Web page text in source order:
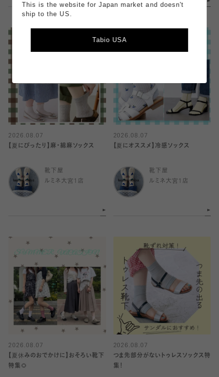
2026.08.07
【夏にぴったり】麻・綿麻ソックス
靴下屋
ルミネ大宮1店
2026.08.07
【夏にオススメ】冷感ソックス
靴下屋
ルミネ大宮1店
2026.08.07
【夏休みのおでかけに】おそろい靴下
特集🌻
2026.08.07
つま先部分がないトゥレスソックス特
集！
This is the website for Japan market and doesn't
ship to the US.
Tabio USA